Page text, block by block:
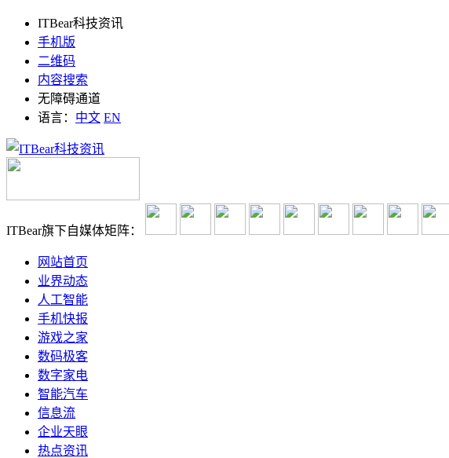
ITBear科技资讯
手机版
二维码
内容搜索
无障碍通道
语言： 中文 EN
ITBear旗下自媒体矩阵：
网站首页
业界动态
人工智能
手机快报
游戏之家
数码极客
数字家电
智能汽车
信息流
企业天眼
热点资讯